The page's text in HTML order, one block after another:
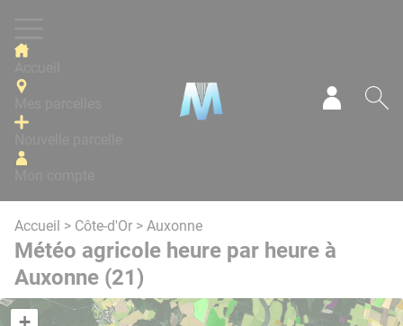
Accueil > Côte-d'Or > Auxonne
Météo agricole heure par heure à
Auxonne (21)